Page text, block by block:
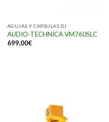
AGUJAS Y CAPSULAS DJ
AUDIO-TECHNICA VM760SLC
699,00€